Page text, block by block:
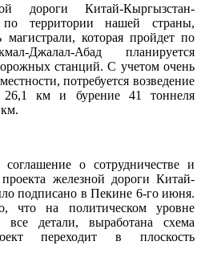
дороги Китай-Кыргызстан-
по территории нашей страны,
которая пройдет по
Джалал-Абад планируется
станций. С учетом очень
потребуется возведение
км и бурение 41 тоннеля
о сотрудничестве и
железной дороги Китай-
подписано в Пекине 6-го июня.
что на политическом уровне
детали, выработана схема
переходит в плоскость